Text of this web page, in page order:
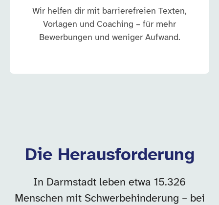
Wir helfen dir mit barrierefreien Texten,
Vorlagen und Coaching – für mehr
Bewerbungen und weniger Aufwand.
Die Herausforderung
In Darmstadt leben etwa 15.326
Menschen mit Schwerbehinderung – bei